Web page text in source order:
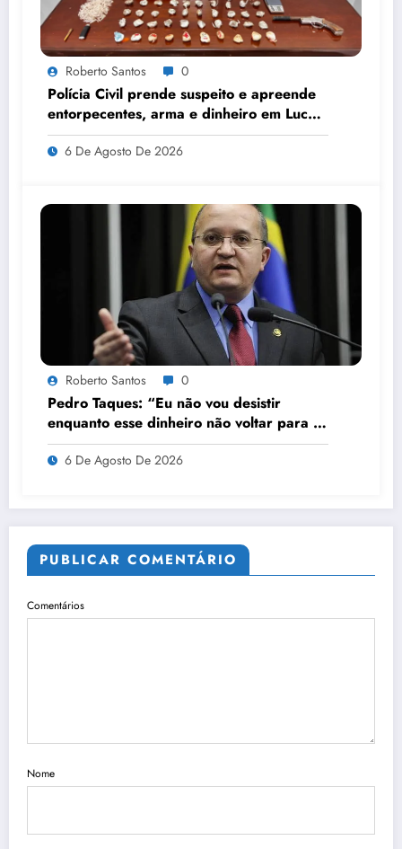
Roberto Santos 0
Polícia Civil prende suspeito e apreende
entorpecentes, arma e dinheiro em Lucas
do Rio Verde
6 De Agosto De 2026
Roberto Santos 0
Pedro Taques: “Eu não vou desistir
enquanto esse dinheiro não voltar para o
povo de Mato Grosso”
6 De Agosto De 2026
PUBLICAR COMENTÁRIO
Comentários
Nome